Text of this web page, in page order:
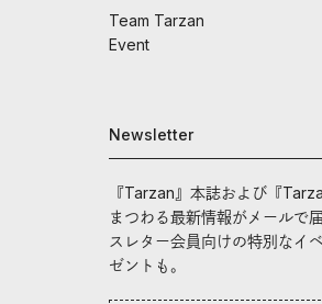
Team Tarzan
Event
Newsletter
『Tarzan』本誌および『
まつわる最新情報がメールで
スレター会員向けの特別なイ
ゼントも。